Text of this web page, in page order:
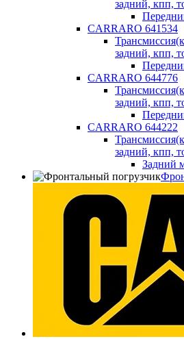
задний, кпп,
CARRARO 641534
задний, кпп,
CARRARO 644776
задний, кпп,
CARRARO 644222
задний, кпп,
Задний